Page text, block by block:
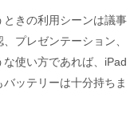
きの利用シーンは議事
プレゼンテーション、
使い方であれば、iPad
ッテリーは十分持ちま